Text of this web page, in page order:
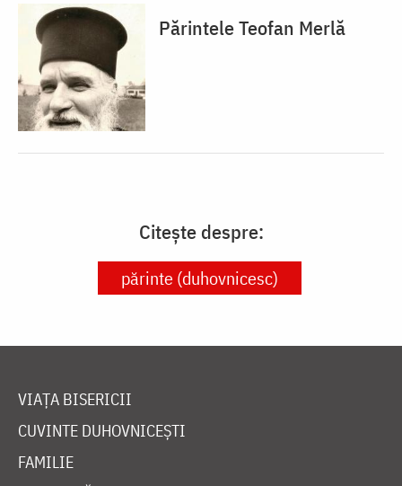
Părintele Teofan Merlă
Citește despre:
părinte (duhovnicesc)
VIAȚA BISERICII
CUVINTE DUHOVNICEȘTI
FAMILIE